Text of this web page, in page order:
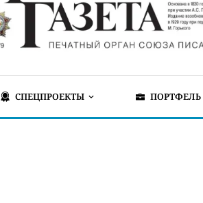
СПЕЦПРОЕКТЫ ПОРТФЕЛЬ